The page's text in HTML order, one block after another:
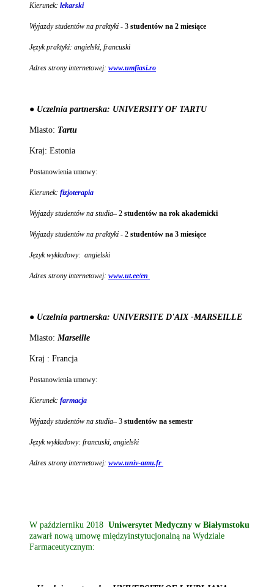
Kierunek: lekarski
Wyjazdy studentów na praktyki - 3 studentów na 2 miesiące
Język praktyki: angielski, francuski
Adres strony internetowej: www.umfiasi.ro
● Uczelnia partnerska: UNIVERSITY OF TARTU
Miasto: Tartu
Kraj: Estonia
Postanowienia umowy:
Kierunek: fizjoterapia
Wyjazdy studentów na studia– 2 studentów na rok akademicki
Wyjazdy studentów na praktyki - 2 studentów na 3 miesiące
Język wykładowy: angielski
Adres strony internetowej: www.ut.ee/en
● Uczelnia partnerska: UNIVERSITE D'AIX -MARSEILLE
Miasto: Marseille
Kraj : Francja
Postanowienia umowy:
Kierunek: farmacja
Wyjazdy studentów na studia– 3 studentów na semestr
Język wykładowy: francuski, angielski
Adres strony internetowej: www.univ-amu.fr
W październiku 2018 Uniwersytet Medyczny w Białymstoku
zawarł nową umowę międzyinstytucjonalną na Wydziale
Farmaceutycznym: